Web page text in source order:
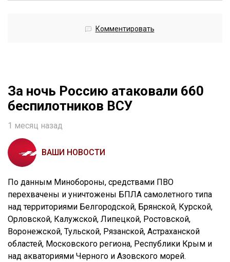
Комментировать
За ночь Россию атаковали 660
беспилотников ВСУ
1 месяц назад
ВАШИ НОВОСТИ
По данным Минобороны, средствами ПВО
перехвачены и уничтожены БПЛА самолетного типа
над территориями Белгородской, Брянской, Курской,
Орловской, Калужской, Липецкой, Ростовской,
Воронежской, Тульской, Рязанской, Астраханской
областей, Московского региона, Республики Крым и
над акваториями Черного и Азовского морей.